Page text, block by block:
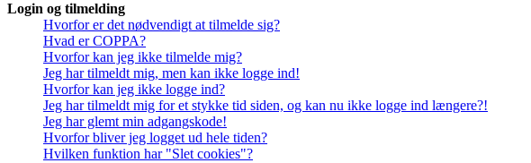
Login og tilmelding
Hvorfor er det nødvendigt at tilmelde sig?
Hvad er COPPA?
Hvorfor kan jeg ikke tilmelde mig?
Jeg har tilmeldt mig, men kan ikke logge ind!
Hvorfor kan jeg ikke logge ind?
Jeg har tilmeldt mig for et stykke tid siden, og kan nu ikke logge ind længere?!
Jeg har glemt min adgangskode!
Hvorfor bliver jeg logget ud hele tiden?
Hvilken funktion har "Slet cookies"?